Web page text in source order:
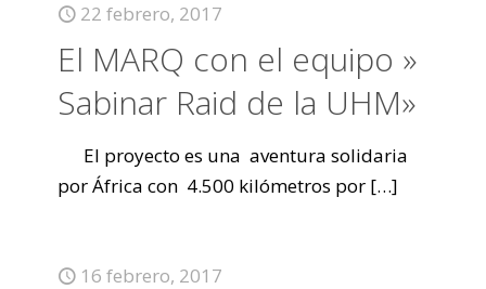
22 febrero, 2017
El MARQ con el equipo »
Sabinar Raid de la UHM»
El proyecto es una aventura solidaria
por África con 4.500 kilómetros por […]
16 febrero, 2017